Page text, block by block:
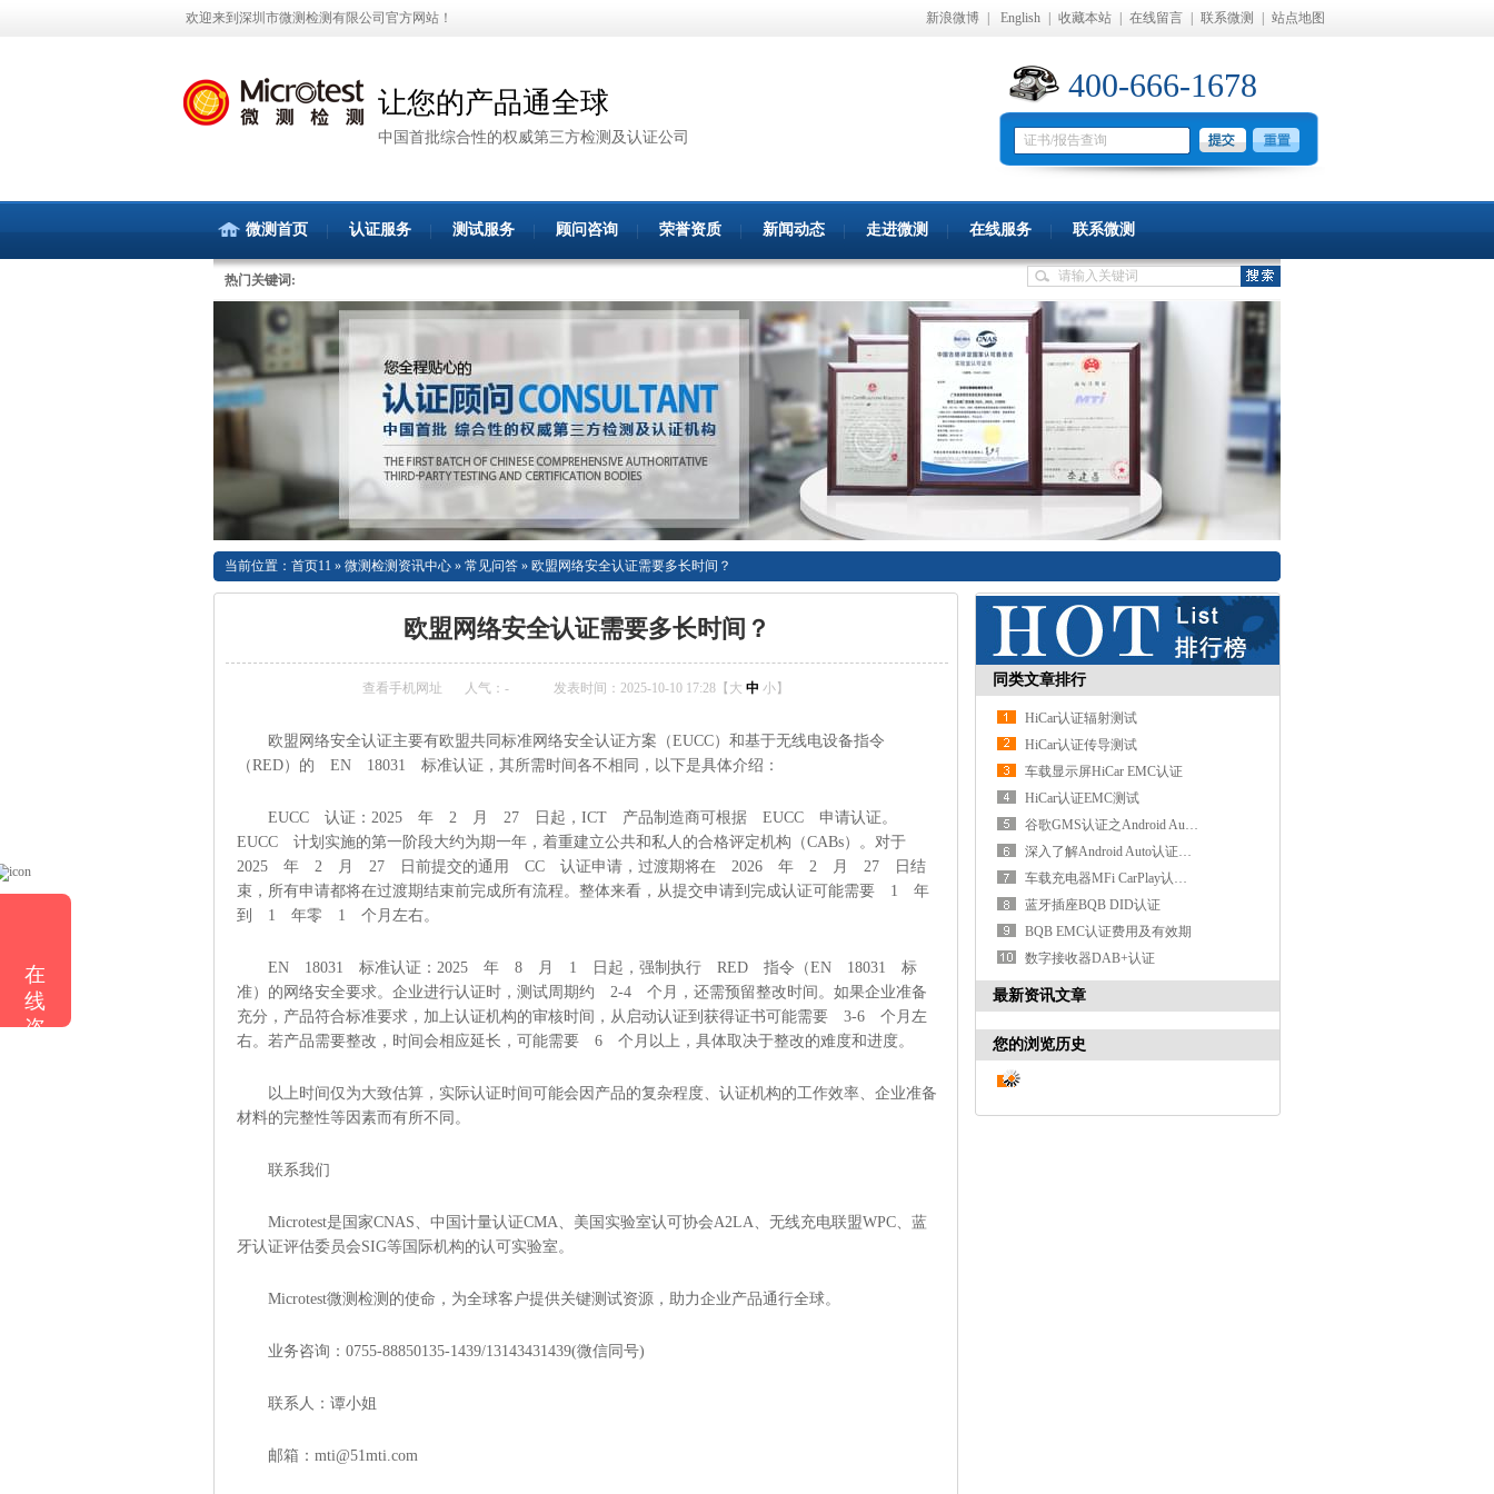
欢迎来到深圳市微测检测有限公司官方网站！ 新浪微博 English 收藏本站 在线留言 联系微测 站点地图
让您的产品通全球
中国首批综合性的权威第三方检测及认证公司
400-666-1678
微测首页 认证服务 测试服务 顾问咨询 荣誉资质 新闻动态 走进微测 在线服务 联系微测
热门关键词:
当前位置： 首页11 » 微测检测资讯中心 » 常见问答 » 欧盟网络安全认证需要多长时间？
欧盟网络安全认证需要多长时间？
查看手机网址 人气： - 发表时间：2025-10-10 17:28【 大 中 小】
欧盟网络安全认证主要有欧盟共同标准网络安全认证方案（EUCC）和基于无线电设备指令
（RED）的 EN 18031 标准认证，其所需时间各不相同，以下是具体介绍：
EUCC 认证：2025 年 2 月 27 日起，ICT 产品制造商可根据 EUCC 申请认证。
EUCC 计划实施的第一阶段大约为期一年，着重建立公共和私人的合格评定机构（CABs）。对于
2025 年 2 月 27 日前提交的通用 CC 认证申请，过渡期将在 2026 年 2 月 27 日结
束，所有申请都将在过渡期结束前完成所有流程。整体来看，从提交申请到完成认证可能需要 1 年
到 1 年零 1 个月左右。
EN 18031 标准认证：2025 年 8 月 1 日起，强制执行 RED 指令（EN 18031 标
准）的网络安全要求。企业进行认证时，测试周期约 2-4 个月，还需预留整改时间。如果企业准备
充分，产品符合标准要求，加上认证机构的审核时间，从启动认证到获得证书可能需要 3-6 个月左
右。若产品需要整改，时间会相应延长，可能需要 6 个月以上，具体取决于整改的难度和进度。
以上时间仅为大致估算，实际认证时间可能会因产品的复杂程度、认证机构的工作效率、企业准备
材料的完整性等因素而有所不同。
联系我们
Microtest是国家CNAS、中国计量认证CMA、美国实验室认可协会A2LA、无线充电联盟WPC、蓝
牙认证评估委员会SIG等国际机构的认可实验室。
Microtest微测检测的使命，为全球客户提供关键测试资源，助力企业产品通行全球。
业务咨询：0755-88850135-1439/13143431439(微信同号)
联系人：谭小姐
邮箱：mti@51mti.com
同类文章排行
HiCar认证辐射测试
HiCar认证传导测试
车载显示屏HiCar EMC认证
HiCar认证EMC测试
谷歌GMS认证之Android Auto认证
深入了解Android Auto认证及其功能
车载充电器MFi CarPlay认证费用
蓝牙插座BQB DID认证
BQB EMC认证费用及有效期
数字接收器DAB+认证
最新资讯文章
您的浏览历史
在
线
咨